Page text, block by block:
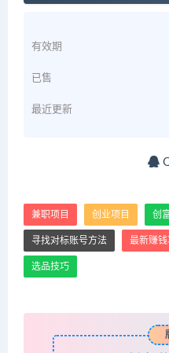
有效期
已售
最近更新
兼职项目 创业项目 创
寻找对标账号方法 最新赚钱
选品技巧